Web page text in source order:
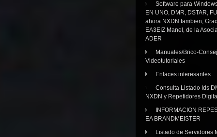
Software para
EN UNO, DMR, DSTAR,
ahora NXDN tambien,
EA3EIZ Manel, de la
ADER
Manuales/Brico-
Videotutoriales
Enlaces interesantes
Consulta Listado Ids
NXDN y Repetidores
INFORMACION
EA BRANDMEISTER
Listado de Servidores